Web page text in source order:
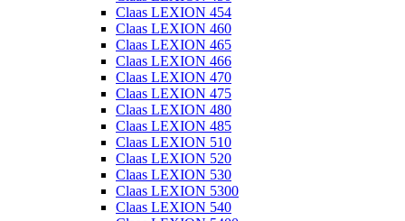
Claas LEXION 454
Claas LEXION 460
Claas LEXION 465
Claas LEXION 466
Claas LEXION 470
Claas LEXION 475
Claas LEXION 480
Claas LEXION 485
Claas LEXION 510
Claas LEXION 520
Claas LEXION 530
Claas LEXION 5300
Claas LEXION 540